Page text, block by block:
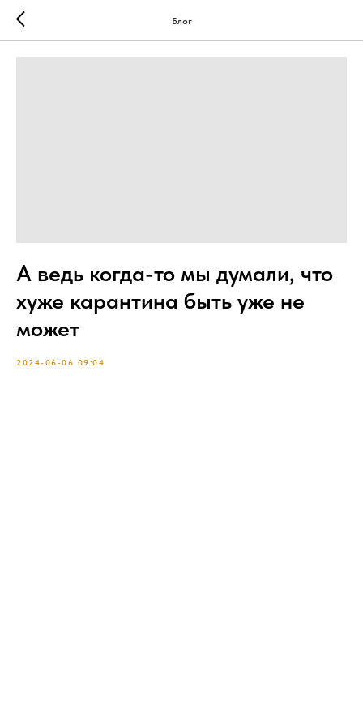
Блог
А ведь когда-то мы думали, что
хуже карантина быть уже не
может
2024-06-06 09:04